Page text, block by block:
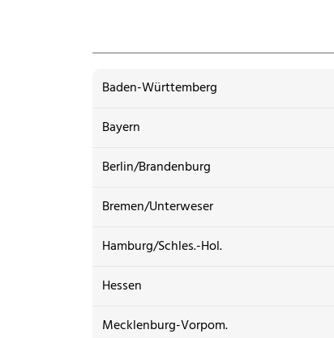
Baden-Württemberg
Bayern
Berlin/Brandenburg
Bremen/Unterweser
Hamburg/Schles.-Hol.
Hessen
Mecklenburg-Vorpom.